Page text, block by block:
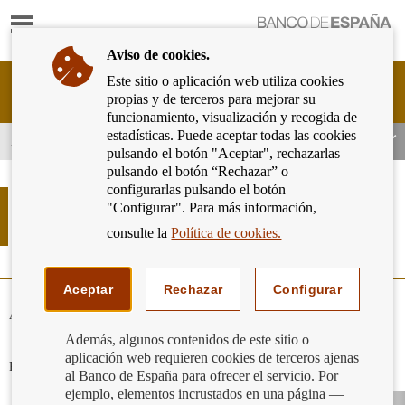
Mostrar
Ir
página
de
inicio
del
Banco
de
España
Cliente
Bancario
Banco
España
Eurosistema,
Tabla de los tipos de referencia
oficiales del mercado hipotecario
Acceso por año
tablas
del
año
seleccionado
Pinchando en cada valor se accede al BOE en que fue publicado
Productos y servicios bancarios
Aviso de cookies.
Este sitio o aplicación web utiliza cookies
propias y de terceros para mejorar su
funcionamiento, visualización y recogida de
estadísticas. Puede aceptar todas las cookies
pulsando el botón "Aceptar", rechazarlas
pulsando el botón “Rechazar” o
configurarlas pulsando el botón
"Configurar". Para más información,
consulte laPolítica de cookies.
Aceptar Rechazar Configurar
Además, algunos contenidos de este sitio o
aplicación web requieren cookies de terceros ajenas
al Banco de España para ofrecer el servicio. Por
ejemplo, elementos incrustados en una página —